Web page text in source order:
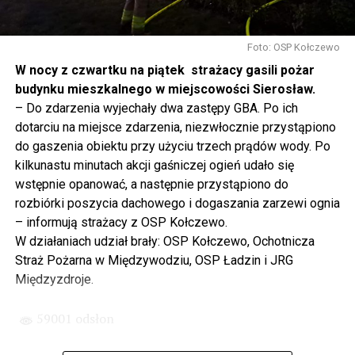
Gdyby nie determinacja rządu Prawa i Sprawiedliwości,
to tunel pod Świną do dzisiaj byłby w sferze
projektowania i dyskusji. Ważny tutaj był wkład
samorządu, ale to rząd PiS podjął w tej sprawie
najważniejsze decyzje. Powstał dzięki ogromnej
determinacji rządu najpierw Pani Premier Beaty Szydło,
a następnie Pana Premiera Mateusza Morawieckiego.
Chciałbym podziękować Panu Premierowi za to jak
osobiście pilnował powstania tej inwestycji. Cieszymy
się, że turyści również korzystają z tunelu, cieszymy się,
że wśród tych 4 milionów samochodów, które
przejechały już otwartym tunelem w Świnoujściu,
przyjechało tutaj do nas tak wielu turystów z zagranicy
– powiedział Wiceprezes PiS Joachim Brudziński w
zainwestowano ogromne pieniądze w modernizację
Foto: OSP Kołczewo
W nocy z czwartku na piątek strażacy gasili pożar
budynku mieszkalnego w miejscowości Sierosław.
– Do zdarzenia wyjechały dwa zastępy GBA. Po ich
dotarciu na miejsce zdarzenia, niezwłocznie przystąpiono
do gaszenia obiektu przy użyciu trzech prądów wody. Po
kilkunastu minutach akcji gaśniczej ogień udało się
wstępnie opanować, a następnie przystąpiono do
rozbiórki poszycia dachowego i dogaszania zarzewi ognia
– informują strażacy z OSP Kołczewo.
W działaniach udział brały: OSP Kołczewo, Ochotnicza
Straż Pożarna w Międzywodziu, OSP Ładzin i JRG
Międzyzdroje.